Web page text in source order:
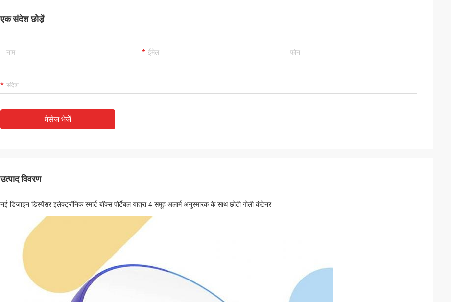
एक संदेश छोड़ें
मेसेज भेजें
उत्पाद विवरण
नई डिजाइन डिस्पेंसर इलेक्ट्रॉनिक स्मार्ट बॉक्स पोर्टेबल यात्रा 4 समूह अलार्म अनुस्मारक के साथ छोटी गोली कंटेनर